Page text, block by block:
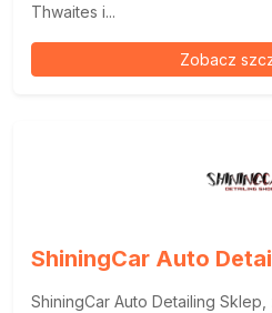
Thwaites i...
Zobacz
ShiningCar Auto
ShiningCar Auto Detailing